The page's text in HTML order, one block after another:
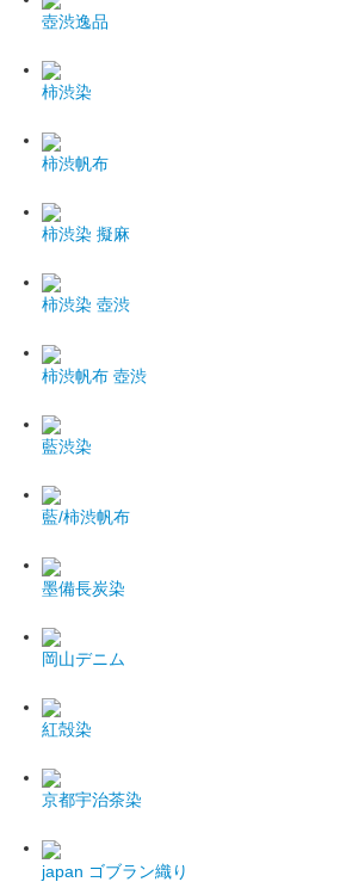
壺渋逸品
柿渋染
柿渋帆布
柿渋染 擬麻
柿渋染 壺渋
柿渋帆布 壺渋
藍渋染
藍/柿渋帆布
墨備長炭染
岡山デニム
紅殻染
京都宇治茶染
japan ゴブラン織り